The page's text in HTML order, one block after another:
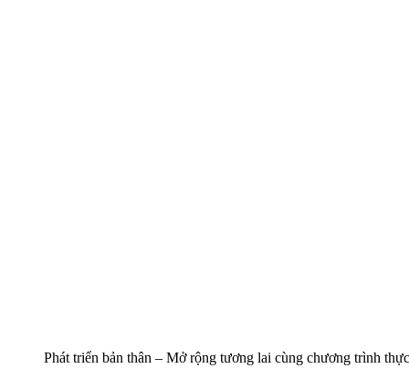
Phát triển bản thân – Mở rộng tương lai cùng chương trình